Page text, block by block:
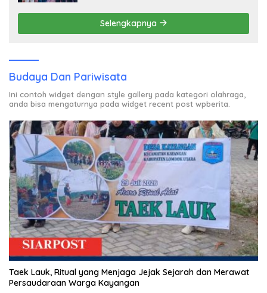
Selengkapnya
Budaya Dan Pariwisata
Ini contoh widget dengan style gallery pada kategori olahraga,
anda bisa mengaturnya pada widget recent post wpberita.
Taek Lauk, Ritual yang Menjaga Jejak Sejarah dan Merawat
Persaudaraan Warga Kayangan